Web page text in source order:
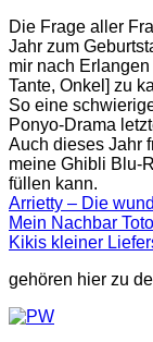
Die Frage aller
Jahr zum
mir nach
Tante, Onkel] zu
So eine
Ponyo-Drama
Auch dieses Jahr
meine Ghibli Blu-
füllen kann.
Arrietty – Die
Mein Nachbar
Kikis kleiner
gehören hier zu